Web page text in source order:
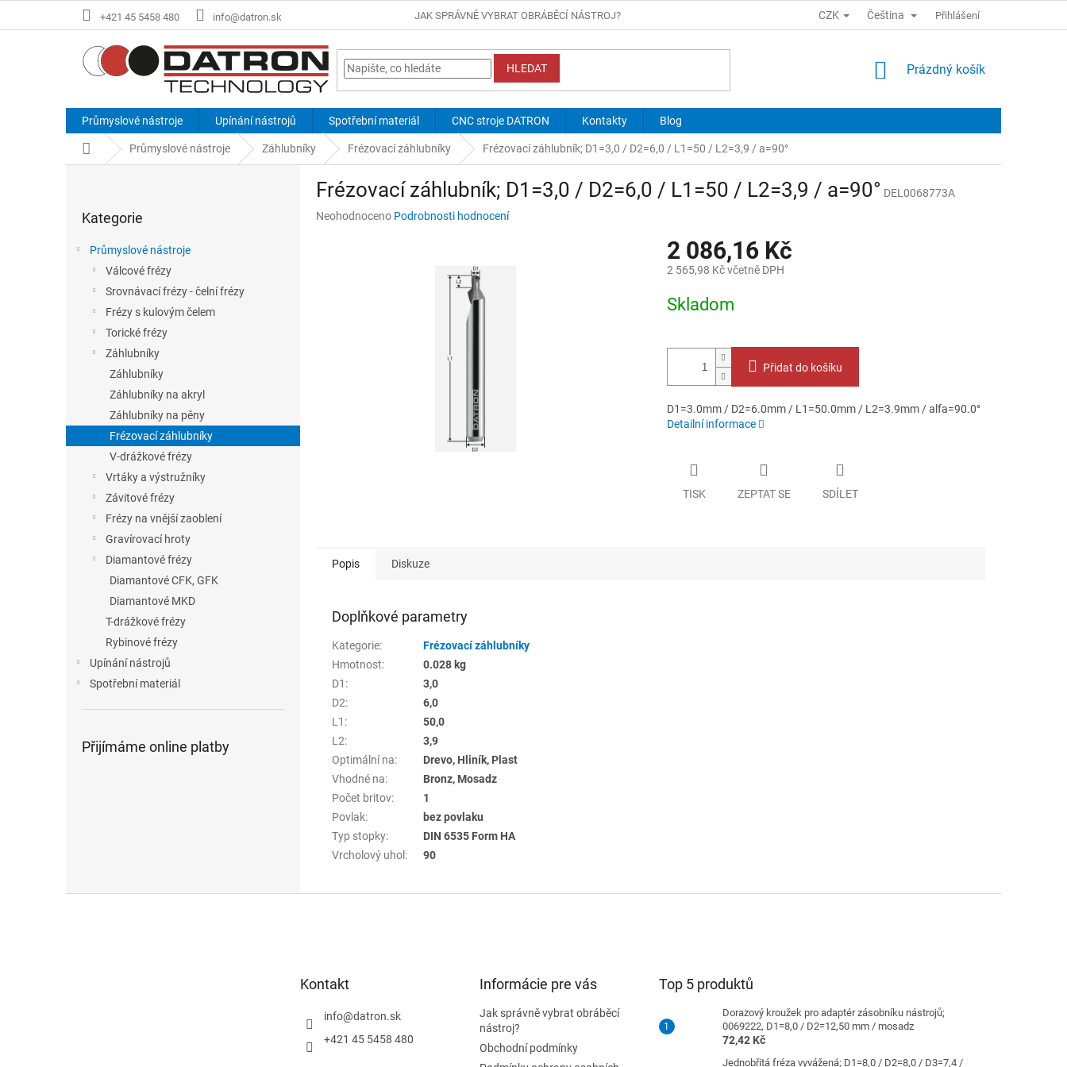
+421 45 5458 480 info@datron.sk JAK SPRÁVNĚ VYBRAT OBRÁBĚCÍ NÁSTROJ? CZK Čeština Přihlášení
HLEDAT
NÁKUPNÍ
Prázdný košík
Průmyslové nástroje Upínání nástrojů Spotřební materiál CNC stroje DATRON Kontakty Blog
Domů Průmyslové nástroje Záhlubníky Frézovací záhlubníky Frézovací záhlubník; D1=3,0 / D2=6,0 / L1=50 / L2=3,9 / a=90°
kategorie
Kategorie
Průmyslové nástroje
Válcové frézy
Srovnávací frézy - čelní frézy
Frézy s kulovým čelem
Torické frézy
Záhlubníky
Záhlubníky
Záhlubníky na akryl
Záhlubníky na pěny
Frézovací záhlubníky
V-drážkové frézy
Vrtáky a výstružníky
Závitové frézy
Frézy na vnější zaoblení
Gravírovací hroty
Diamantové frézy
Diamantové CFK, GFK
Diamantové MKD
T-drážkové frézy
Rybinové frézy
Upínání nástrojů
Spotřební materiál
Přijímáme online platby
Frézovací záhlubník; D1=3,0 / D2=6,0 / L1=50 / L2=3,9 / a=90° DEL0068773A
Průměrné
Neohodnoceno Podrobnosti hodnocení
2 086,16 Kč
2 565,98 Kč včetně DPH
cena:
Skladom
Přidat do košíku
D1=3.0mm / D2=6.0mm / L1=50.0mm / L2=3.9mm / alfa=90.0°
Detailní informace
TISK ZEPTAT SE SDÍLET
Popis Diskuze
Doplňkové parametry
Kategorie:
Frézovací záhlubníky
Hmotnost:
0.028 kg
D1 :
3,0
D2:
6,0
L1 :
50,0
L2:
3,9
Optimální na:
Drevo, Hliník, Plast
Vhodné na:
Bronz, Mosadz
Počet britov:
1
Povlak:
bez povlaku
Typ stopky:
DIN 6535 Form HA
Vrcholový uhol : 90
Kontakt
info@datron.sk
+421 45 5458 480
Informácie pre vás
Jak správně vybrat obráběcí
nástroj?
Obchodní podmínky
Top 5 produktů
Dorazový kroužek pro adaptér zásobníku nástrojů;
0069222, D1=8,0 / D2=12,50 mm / mosadz
72,42 Kč
Jednobřitá fréza vyvážená; D1=8,0 / D2=8,0 / D3=7,4 /